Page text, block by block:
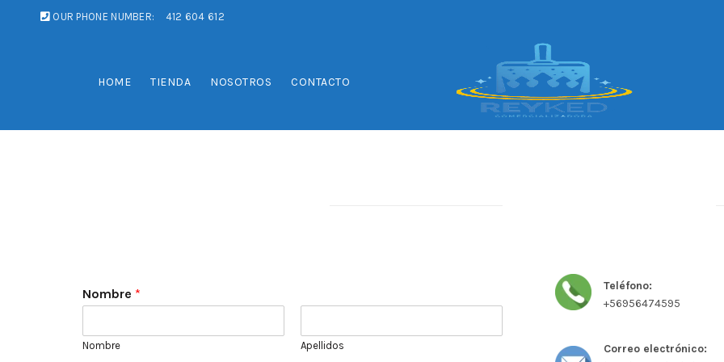
OUR PHONE NUMBER: 412 604 612
HOME TIENDA NOSOTROS CONTACTO
Nombre *
Nombre Apellidos
Teléfono:
+56956474595
Correo electrónico: